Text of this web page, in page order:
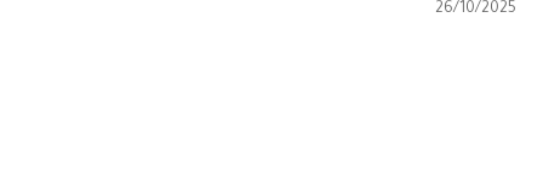
26/10/2025